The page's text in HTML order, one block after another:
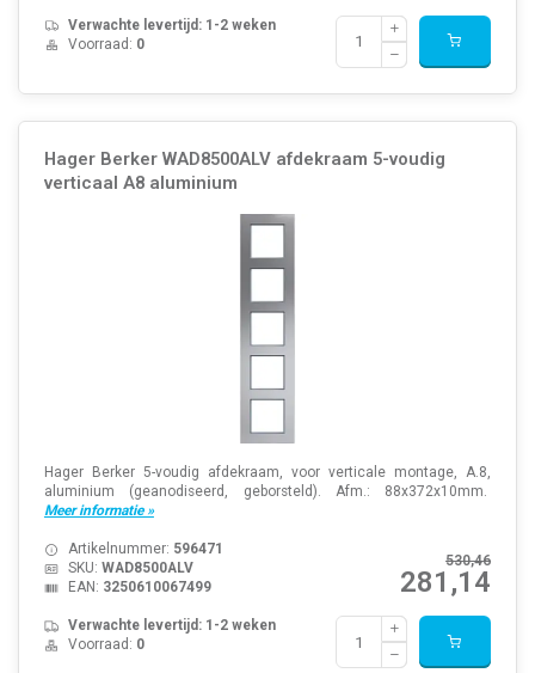
Verwachte levertijd: 1-2 weken
Voorraad: 0
Hager Berker WAD8500ALV afdekraam 5-voudig
verticaal A8 aluminium
Hager Berker 5-voudig afdekraam, voor verticale montage, A.8,
aluminium (geanodiseerd, geborsteld). Afm.: 88x372x10mm.
Meer informatie »
530,46
281,14
Artikelnummer: 596471
SKU: WAD8500ALV
EAN: 3250610067499
Verwachte levertijd: 1-2 weken
Voorraad: 0